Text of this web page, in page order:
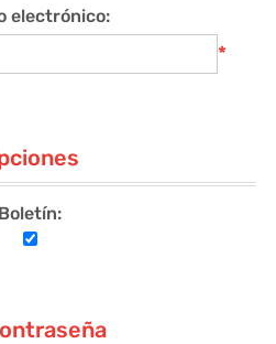
electrónico:
*
Boletín: